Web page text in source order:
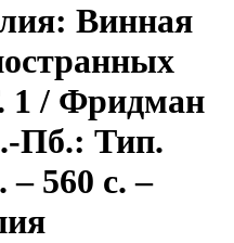
Винная
1 / Фридман
Пб.: Тип.
560 c. –